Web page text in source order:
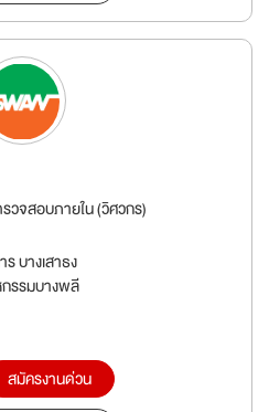
วจสอบภายใน (วิศวกร)
บางเสาธง
รรมบางพลี
สมัครงานด่วน